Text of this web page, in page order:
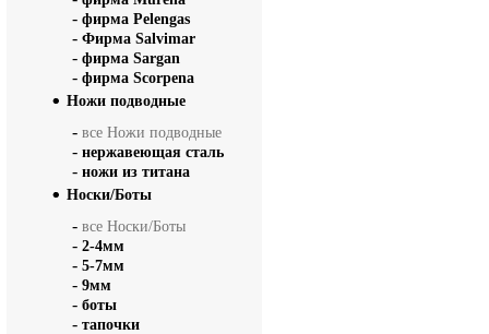
- фирма Pelengas
- Фирма Salvimar
- фирма Sargan
- фирма Scorpena
Ножи подводные
- все Ножи подводные
- нержавеющая сталь
- ножи из титана
Носки/Боты
- все Носки/Боты
- 2-4мм
- 5-7мм
- 9мм
- боты
- тапочки